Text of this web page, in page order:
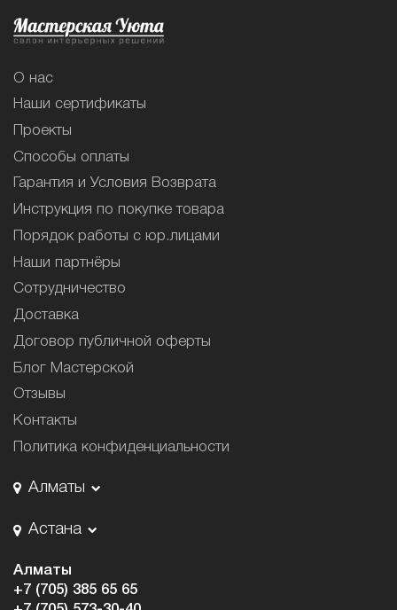
О нас
Наши сертификаты
Проекты
Способы оплаты
Гарантия и Условия Возврата
Инструкция по покупке товара
Порядок работы с юр.лицами
Наши партнёры
Сотрудничество
Доставка
Договор публичной оферты
Блог Мастерской
Отзывы
Контакты
Политика конфиденциальности
Алматы
Астана
Алматы
+7 (705) 385 65 65